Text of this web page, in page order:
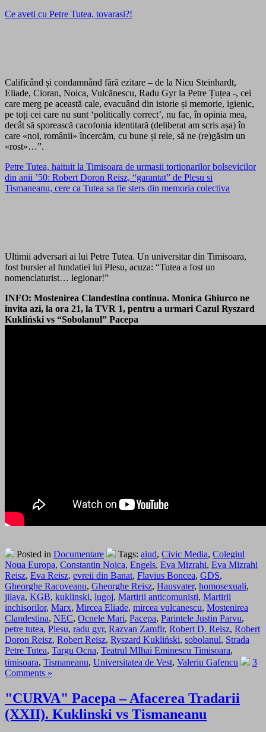
Ce aveti cu Petre Tutea, tovarasi?!
Calificând și condamnând fără ezitare – de la Nicu Steinhardt,
Eliade, Cioran, Noica, Vulcănescu, Radu Gyr la Petre Țuțea -, cei
care merg pe această cale, evacuând din istorie și memorie, igienic,
pe toți cei care nu sunt ‘politically correct’, nu fac, în opinia mea,
decât să sporească cacofonia identitară (deliberat am scris așa) în
care «noi, românii» încercăm, cu bune și rele, să ne (re)găsim un
«rost»…”.
Petre Tutea, haituit la Timisoara de urmasii tortionarilor bolsevicilor
din anii ’50: Robert Doron Reisz, “garantat” de Plesu si
Tismaneanu, cere ca Tutea sa fie sters din memoria colectiva
Ultimii adversari ai lui Petre Tutea. Un universitar din Timisoara,
fost bursier al fundatiei lui Plesu, acuza: “Tutea a fost un
nomenclaturist… legionar!”
INFO: Mostenirea Clandestina continua. Monica Ghiurco ne
invita azi, la ora 21, la TVR 1, pentru a urmari Cazul Ryszard
Kukliński vs “Sobolanul” Pacepa
Posted in Documentare Tags: aiud, Civic Media, Colegiul
Noua Europa, Constantin Noica, Engels, Eva Mizrahi, Eva Mizrahi
Reisz, Eva Reisz, evreii din Banat, Flavius Boncea, GDS,
Gheorghe Racoveanu, Gheorghe Reisz, Hausvater, homosexuali,
jilava, KGB, kuklinski, lugoj, Martirii anticomunisti, Martirii
inchisorilor, Marx, Mircea Eliade, mircea vulcanescu, Mostenirea
Clandestina, NEC, Ocnele Mari, Pacepa, Parintele Justin Parvu,
petre tutea, Plesu, radu gyr, Razvan Zamfir, Robert D. Reisz, Robert
Doron Reisz, Robert Reisz, Ryszard Kukliński, sobolanul, Strada
Petre Tutea, Targu Ocna, Teatrul MIhai Eminescu Timisoara,
timisoara, Tismaneanu, Universitatea de Vest, Valeriu Gafencu
3
Comments »
"CURVA" Pacepa – Afacerea Tradarii
(XXII). Kuklinski vs Tismaneanu